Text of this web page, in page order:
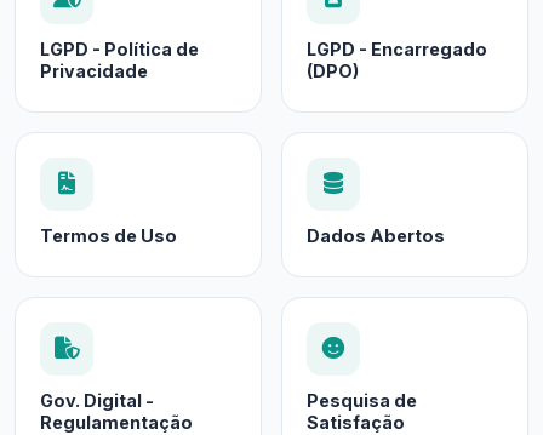
LGPD - Política de
Privacidade
LGPD - Encarregado
(DPO)
Termos de Uso Dados Abertos
Gov. Digital -
Regulamentação
Pesquisa de
Satisfação